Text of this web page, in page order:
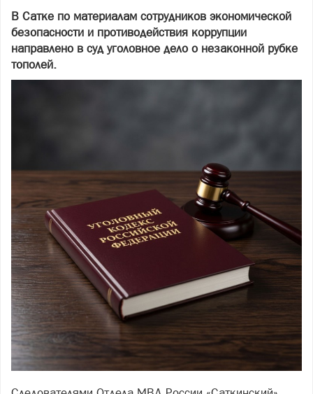
В Сатке по материалам сотрудников экономической
безопасности и противодействия коррупции
направлено в суд уголовное дело о незаконной рубке
тополей.